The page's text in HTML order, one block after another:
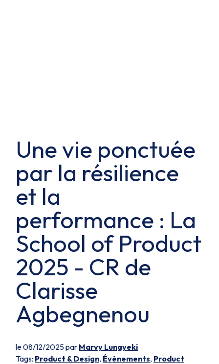
Une vie ponctuée
par la résilience
et la
performance : La
School of Product
2025 - CR de
Clarisse
Agbegnenou
le 08/12/2025 par Marvy Lungyeki
Tags: Product & Design, Évènements, Product